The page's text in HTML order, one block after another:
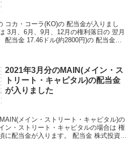
コカ・コーラ(KO)の 配当金が入りまし
3月、6月、9月、12月の権利落日の 翌月
配当金 17.46ドル(約2800円)の 配当金で
2021年3月分のMAIN(メイン・ス
トリート・キャピタル)の配当金
が入りました
メイン・ストリート・キャピタル)の
ン・ストリート・キャピタルの場合は 権
に配当金が入ります。 配当金 株式投資を